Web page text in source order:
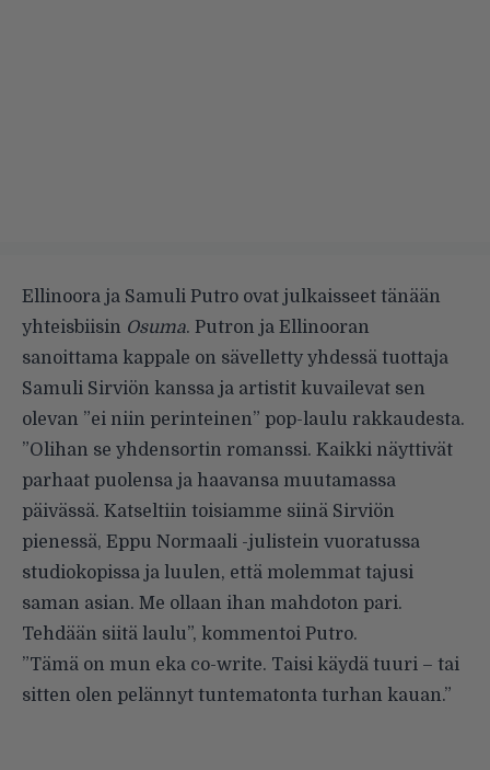
Ellinoora ja Samuli Putro ovat julkaisseet tänään
yhteisbiisin Osuma. Putron ja Ellinooran
sanoittama kappale on sävelletty yhdessä tuottaja
Samuli Sirviön kanssa ja artistit kuvailevat sen
olevan ”ei niin perinteinen” pop-laulu rakkaudesta.
”Olihan se yhdensortin romanssi. Kaikki näyttivät
parhaat puolensa ja haavansa muutamassa
päivässä. Katseltiin toisiamme siinä Sirviön
pienessä, Eppu Normaali -julistein vuoratussa
studiokopissa ja luulen, että molemmat tajusi
saman asian. Me ollaan ihan mahdoton pari.
Tehdään siitä laulu”, kommentoi Putro.
”Tämä on mun eka co-write. Taisi käydä tuuri – tai
sitten olen pelännyt tuntematonta turhan kauan.”